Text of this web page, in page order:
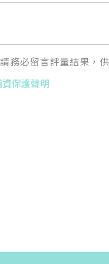
務必留言評量結果，
保護聲明